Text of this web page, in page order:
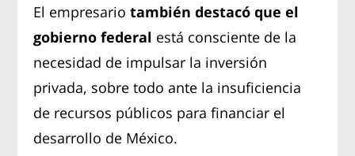
El empresariotambién destacó que el
gobierno federal está consciente de la
necesidad de impulsar la inversión
privada, sobre todo ante la insuficiencia
de recursos públicos para financiar el
desarrollo de México.